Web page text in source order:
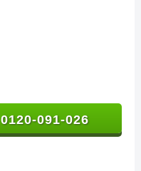
0120-091-026